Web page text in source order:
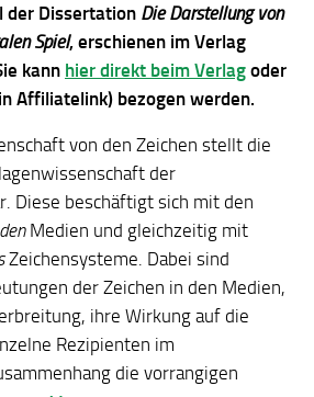
der Dissertation Die Darstellung von
Spiel, erschienen im Verlag
kann hier direkt beim Verlag oder
Affiliatelink) bezogen werden.
von den Zeichen stellt die
der
Diese beschäftigt sich mit den
Medien und gleichzeitig mit
Zeichensysteme. Dabei sind
der Zeichen in den Medien,
ihre Wirkung auf die
Rezipienten im
die vorrangigen